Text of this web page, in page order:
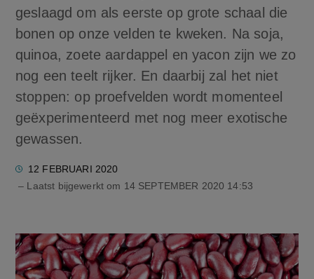
geslaagd om als eerste op grote schaal die
bonen op onze velden te kweken. Na soja,
quinoa, zoete aardappel en yacon zijn we zo
nog een teelt rijker. En daarbij zal het niet
stoppen: op proefvelden wordt momenteel
geëxperimenteerd met nog meer exotische
gewassen.
12 FEBRUARI 2020
– Laatst bijgewerkt om 14 SEPTEMBER 2020 14:53